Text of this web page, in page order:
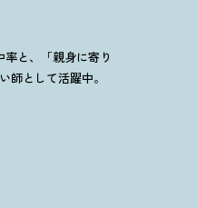
と、「親身に寄り
師として活躍中。